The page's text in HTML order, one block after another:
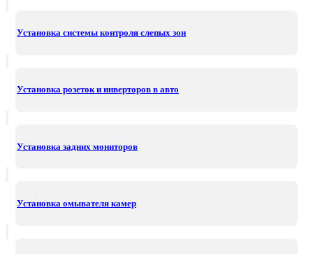
Установка системы контроля слепых зон
Установка розеток и инверторов в авто
Установка задних мониторов
Установка омывателя камер